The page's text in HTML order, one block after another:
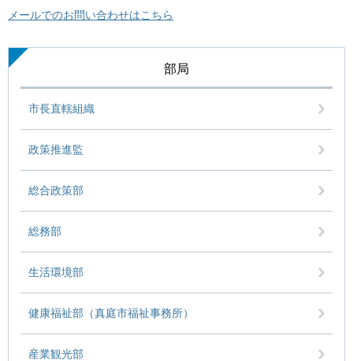
メールでのお問い合わせはこちら
部局
市長直轄組織
政策推進監
総合政策部
総務部
生活環境部
健康福祉部（真庭市福祉事務所）
産業観光部